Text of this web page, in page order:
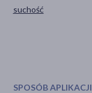
suchość
SPOSÓB APLIKACJI